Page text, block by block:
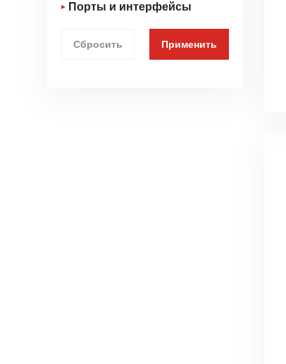
Порты и интерфейсы
Сбросить Применить